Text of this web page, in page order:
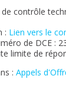
contrôle
: Lien vers le
de DCE :
limite de
: Appels